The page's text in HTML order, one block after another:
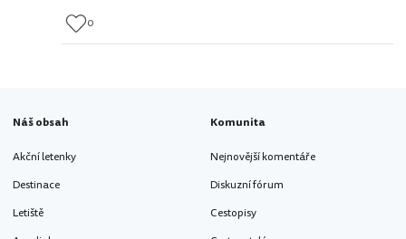
0
Náš obsah
Akční letenky
Destinace
Letiště
Komunita
Nejnovější komentáře
Diskuzní fórum
Cestopisy